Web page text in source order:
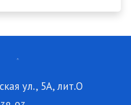
ул., 5А, лит.О